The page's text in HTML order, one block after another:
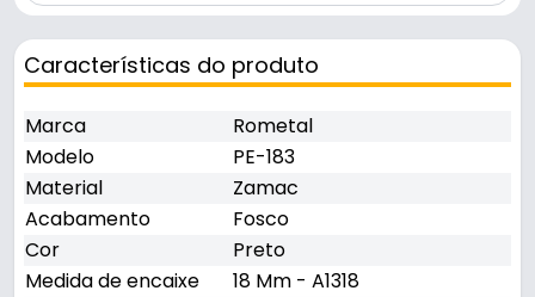
Características do produto
Marca
Rometal
Modelo
PE-183
Material
Zamac
Acabamento
Fosco
Cor
Preto
Medida de encaixe
18 Mm - A1318